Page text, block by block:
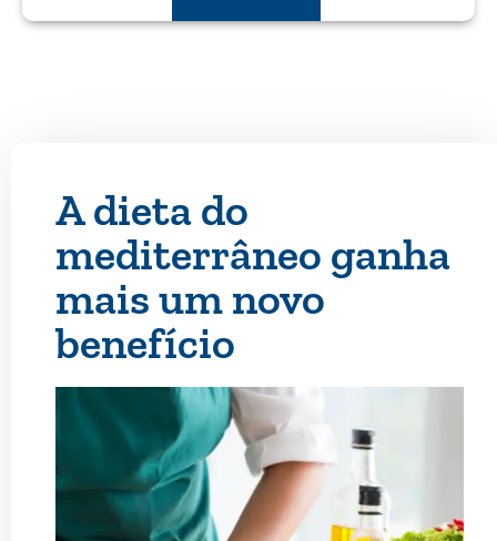
A dieta do
mediterrâneo ganha
mais um novo
benefício